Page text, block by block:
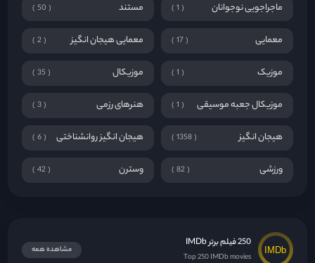
ماجراجویی نوجوانان 1 مستند 50
معمایی 17 معمایی هیجان انگیز 2
موزیک 1 موزیکال 35
موزیکال جعبه موسیقی 1 هنرهای رزمی 3
هیجان انگیز 1358 هیجان انگیز روانشناختی 6
ورزشی 82 وسترن 42
250 فیلم برتر IMDb
Top 250 IMDb movies
مشاهده همه